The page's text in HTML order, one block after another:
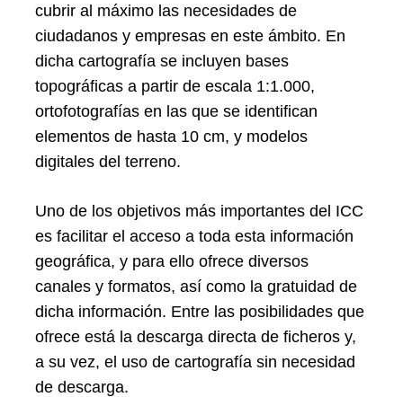
cubrir al máximo las necesidades de
ciudadanos y empresas en este ámbito. En
dicha cartografía se incluyen bases
topográficas a partir de escala 1:1.000,
ortofotografías en las que se identifican
elementos de hasta 10 cm, y modelos
digitales del terreno.
Uno de los objetivos más importantes del ICC
es facilitar el acceso a toda esta información
geográfica, y para ello ofrece diversos
canales y formatos, así como la gratuidad de
dicha información. Entre las posibilidades que
ofrece está la descarga directa de ficheros y,
a su vez, el uso de cartografía sin necesidad
de descarga.